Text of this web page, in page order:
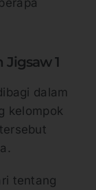
1
dalam
kelompok
tentang